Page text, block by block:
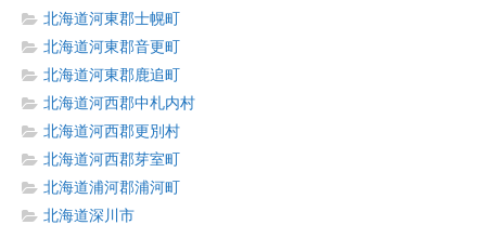
北海道河東郡士幌町
北海道河東郡音更町
北海道河東郡鹿追町
北海道河西郡中札内村
北海道河西郡更別村
北海道河西郡芽室町
北海道浦河郡浦河町
北海道深川市